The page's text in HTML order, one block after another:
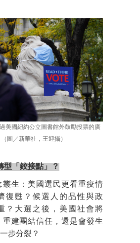
美國紐約公立圖書館外鼓勵投票的廣
圖／新華社，王迎攝）
型「鉸接點」？
叢生：美國選民更看重疫情
復甦？候選人的品性與政
？大選之後，美國社會將
重建團結信任，還是會發生
步分裂？